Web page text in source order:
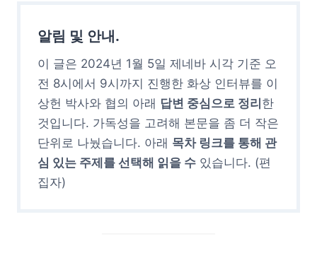
알림 및 안내.
이 글은 2024년 1월 5일 제네바 시각 기준 오
전 8시에서 9시까지 진행한 화상 인터뷰를 이
상헌 박사와 협의 아래 답변 중심으로 정리 한
것입니다. 가독성을 고려해 본문을 좀 더 작은
단위로 나눴습니다. 아래 목차 링크를 통해 관
심 있는 주제를 선택해 읽을 수 있습니다. (편
집자)